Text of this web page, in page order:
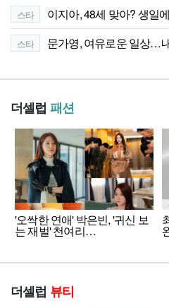
스타 이지아, 48세 맞아? 생일
스타 문가영, 여유로운 일상…
더셀럽 패션
'오싹한 연애' 박은빈, '귀신 보
는 재벌' 천여리…
더셀럽 뷰티